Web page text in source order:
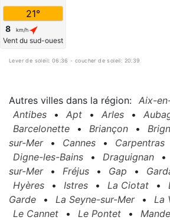
21°
8 km/h
Vent du sud-ouest
Lever de soleil: 06:36 - coucher de soleil: 20:39
Autres villes dans la région: Aix-
Antibes
• Apt • Arles •
Barcelonette
• Briançon •
sur-Mer
• Cannes • Carpentras
Digne-les-Bains
• Draguignan •
sur-Mer
• Fréjus • Gap •
Hyères
• Istres • La Ciotat •
Garde
• La Seyne-sur-Mer • La
Le Cannet
• Le Pontet •